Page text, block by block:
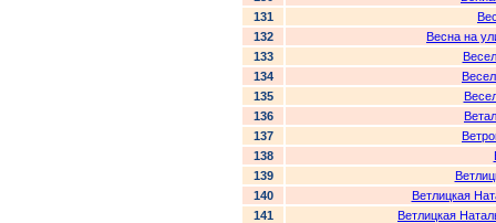
131
132
Весна на
133
134
135
136
137
138
139
140
Ветлицкая
141
Ветлицкая